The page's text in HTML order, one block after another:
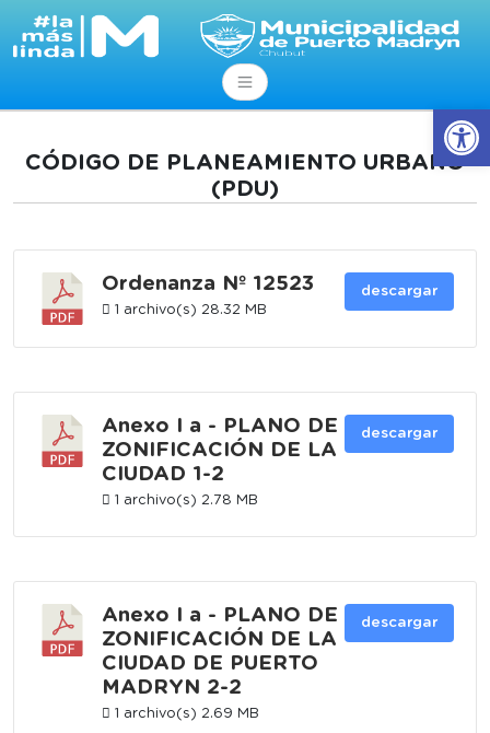
Abrir
CÓDIGO DE PLANEAMIENTO URBANO
(PDU)
Ordenanza Nº 12523
1 archivo(s) 28.32 MB
descargar
Anexo I a - PLANO DE
ZONIFICACIÓN DE LA
CIUDAD 1-2
1 archivo(s) 2.78 MB
descargar
Anexo I a - PLANO DE
ZONIFICACIÓN DE LA
CIUDAD DE PUERTO
MADRYN 2-2
1 archivo(s) 2.69 MB
descargar